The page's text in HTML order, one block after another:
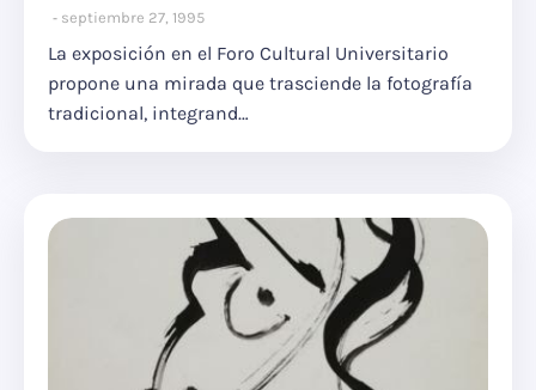
septiembre 27, 1995
La exposición en el Foro Cultural Universitario
propone una mirada que trasciende la fotografía
tradicional, integrand…